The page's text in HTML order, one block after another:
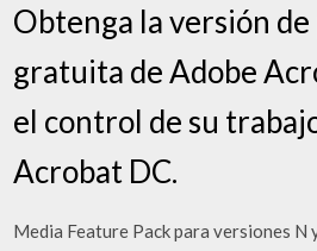
Obtenga la versión
gratuita de Adobe
el control de su
Acrobat DC.
Media Feature Pack para versiones N